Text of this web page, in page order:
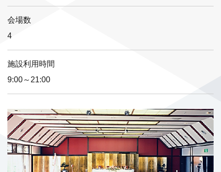
会場数
4
施設利用時間
9:00～21:00